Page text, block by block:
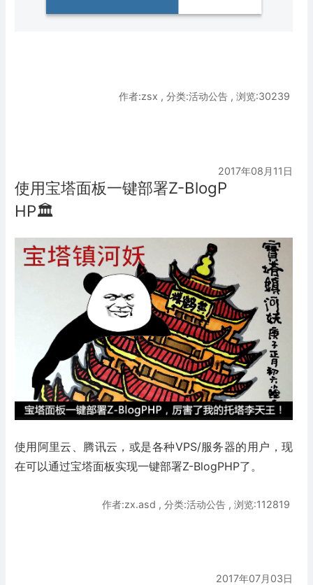
作者:zsx , 分类:活动公告 , 浏览:30239
2017年08月11日
使用宝塔面板一键部署Z-BlogP
HP🏛
使用阿里云、腾讯云，或是各种VPS/服务器的用户，现
在可以通过宝塔面板实现一键部署Z-BlogPHP了。
作者:zx.asd , 分类:活动公告 , 浏览:112819
2017年07月03日